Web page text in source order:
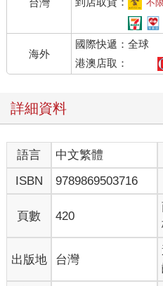
己的城裡被驅逐而感到悲哀。她
者「給了我天堂的話語」，進入
的手放在我的身上」，並在其他
繼續說道：
從我的城市裡，他們讓我飛走。」
伊南娜擁有如此的能力，和其他
以有翅膀的形象出現──正如我們
人。這雙翅膀，從很多地方都可
──不是天生的翅膀──更像是神
很多文獻中都提到，伊南娜／伊
在阿拉塔的偏遠領地和她後來在
利都的恩基和尼普爾的恩利爾，
爾。但她最重要的一次旅行是前
地。這段旅行不僅僅記錄在史詩
台灣 不
海外
國際快遞：全球
港澳店取：
詳細資料
語言 中文繁體
ISBN
9789869503716
頁數 420
出版地 台灣